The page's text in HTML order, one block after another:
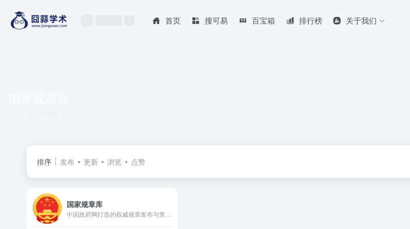
首页 搜可易 百宝箱 排行榜 关于我们
排序 发布 更新 浏览 点赞
国家规章库